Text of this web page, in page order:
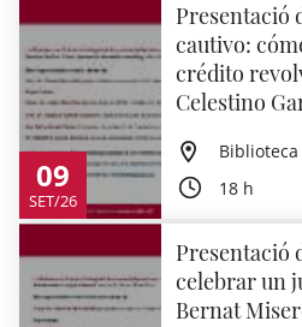
09
SET/26
Presentació
cautivo:
crédito
Celestino
Biblioteca
18 h
Presentació
celebrar un
Bernat